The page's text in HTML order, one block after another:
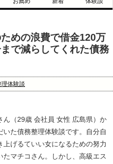
めの浪費で借金120万
で減らしてくれた債務
体験談
ん（29歳 会社員 女性 広島県）か
いた債務整理体験談です。
自分自
上げるていい女になるための努力
たマチコさん。
しかし、高級エス